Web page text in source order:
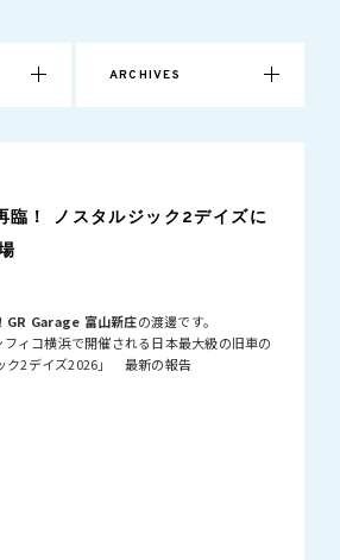
ARCHIVES
臨！ ノスタルジック2デイズに
GR Garage 富山新庄の渡邊です。
ィコ横浜で開催される日本最大級の旧車の
2デイズ2026」 最新の報告